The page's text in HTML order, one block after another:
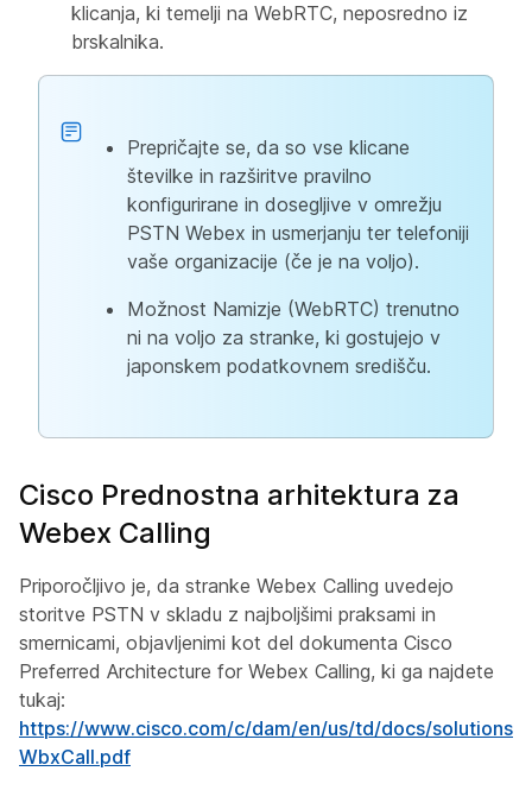
klicanja, ki temelji na WebRTC, neposredno iz
brskalnika.
Prepričajte se, da so vse klicane
številke in razširitve pravilno
konfigurirane in dosegljive v omrežju
PSTN Webex in usmerjanju ter telefoniji
vaše organizacije (če je na voljo).
Možnost Namizje (WebRTC) trenutno
ni na voljo za stranke, ki gostujejo v
japonskem podatkovnem središču.
Cisco Prednostna arhitektura za
Webex Calling
Priporočljivo je, da stranke Webex Calling uvedejo
storitve PSTN v skladu z najboljšimi praksami in
smernicami, objavljenimi kot del dokumenta Cisco
Preferred Architecture for Webex Calling, ki ga najdete
tukaj:
https://www.cisco.com/c/dam/en/us/td/docs/solutions/
WbxCall.pdf